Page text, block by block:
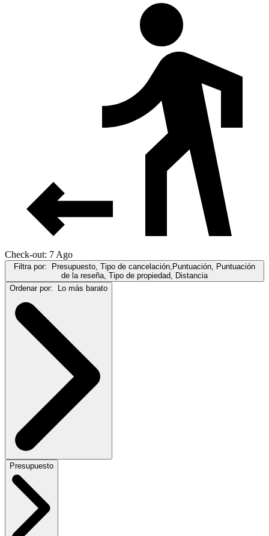
Check-out: 7 Ago
Filtra por: Presupuesto, Tipo de cancelación,Puntuación, Puntuación
de la reseña, Tipo de propiedad, Distancia
Ordenar por: Lo más barato
Presupuesto